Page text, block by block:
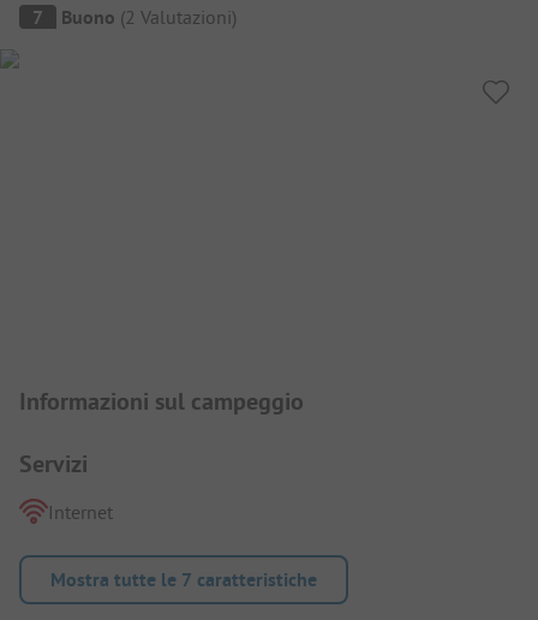
Panoramica del campeggio
7 Buono (2 Valutazioni)
Informazioni sul campeggio
Servizi
Internet
Mostra tutte le 7 caratteristiche